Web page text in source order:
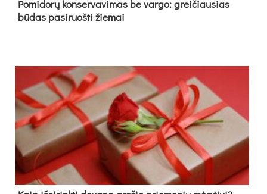
Pomidorų konservavimas be vargo: greičiausias
būdas pasiruošti žiemai